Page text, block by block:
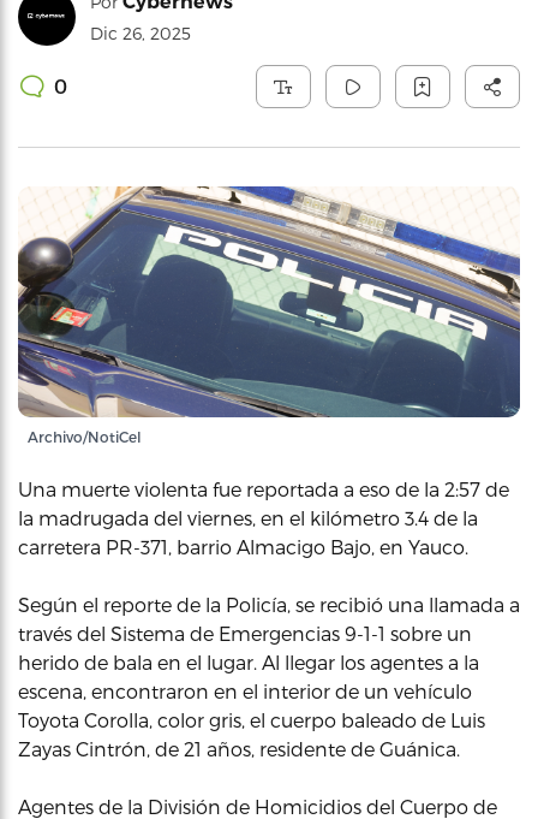
Dic 26, 2025
0
Archivo/NotiCel
Una muerte violenta fue reportada a eso de la 2:57 de
la madrugada del viernes, en el kilómetro 3.4 de la
carretera PR-371, barrio Almacigo Bajo, en Yauco.
Según el reporte de la Policía, se recibió una llamada a
través del Sistema de Emergencias 9-1-1 sobre un
herido de bala en el lugar. Al llegar los agentes a la
escena, encontraron en el interior de un vehículo
Toyota Corolla, color gris, el cuerpo baleado de Luis
Zayas Cintrón, de 21 años, residente de Guánica.
Agentes de la División de Homicidios del Cuerpo de